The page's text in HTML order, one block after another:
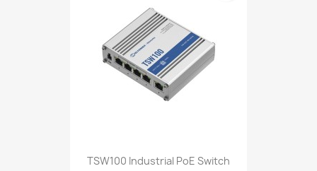
TSW100 Industrial PoE Switch